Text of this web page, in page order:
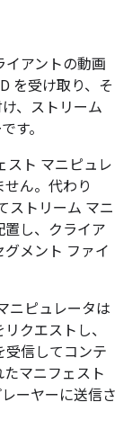
イアントの動画
を受け取り、そ
、ストリーム
す。
スト マニピュレ
ん。代わり
ストリーム マニ
置し、クライア
メント ファイ
ニピュレータは
クエストし、
受信してコンテ
マニフェスト
ーヤーに送信さ